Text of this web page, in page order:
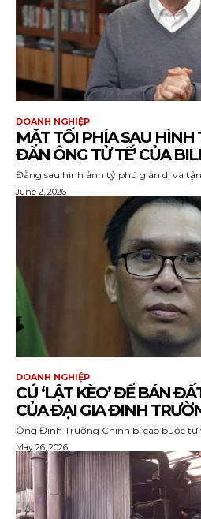
DOANH NGHIỆP
MẶT TỐI PHÍA SAU HÌNH
ĐÀN ÔNG TỬ TẾ’ CỦA
Đằng sau hình ảnh tỷ phú giản dị và
June 2, 2026
DOANH NGHIỆP
CÚ ‘LẬT KÈO’ ĐỂ BÁN
CỦA ĐẠI GIA ĐINH
Ông Đinh Trường Chinh bị cáo buộc tự
May 26, 2026